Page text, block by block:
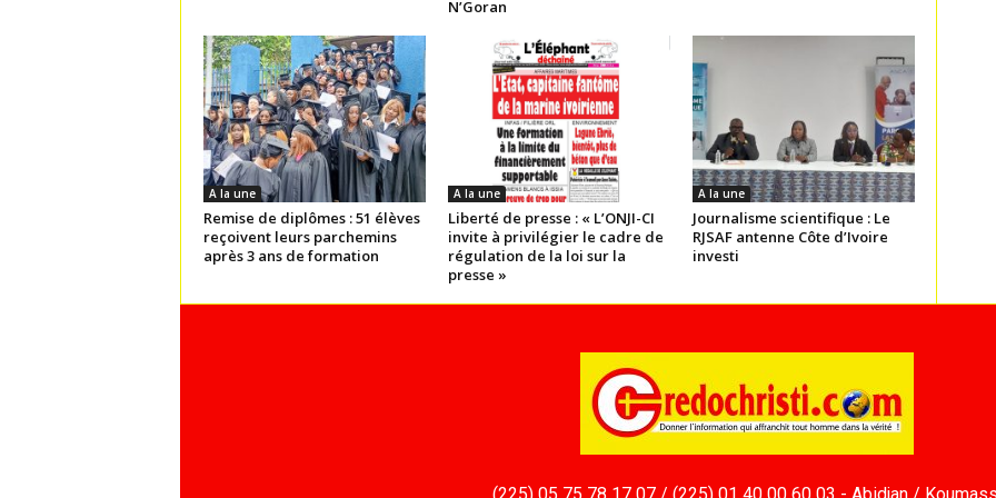
N’Goran
A la une
Remise de diplômes : 51 élèves
reçoivent leurs parchemins
après 3 ans de formation
A la une
Liberté de presse : « L’ONJI-CI
invite à privilégier le cadre de
régulation de la loi sur la
presse »
A la une
Journalisme scientifique : Le
RJSAF antenne Côte d’Ivoire
investi